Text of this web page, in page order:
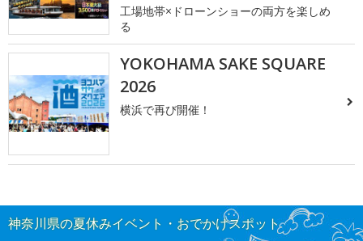
工場地帯×ドローンショーの両方を楽しめ
る
YOKOHAMA SAKE SQUARE
2026
横浜で再び開催！
神奈川県の夏休みイベント・おでかけスポット